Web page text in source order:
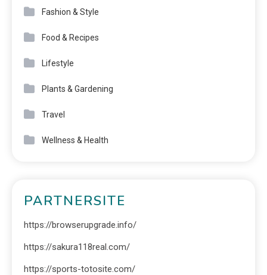
Fashion & Style
Food & Recipes
Lifestyle
Plants & Gardening
Travel
Wellness & Health
PARTNERSITE
https://browserupgrade.info/
https://sakura118real.com/
https://sports-totosite.com/